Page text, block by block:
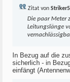
Zitat von
Die paar Meter
Leitungslänge
In Bezug auf die
sicherlich - in
einfängt